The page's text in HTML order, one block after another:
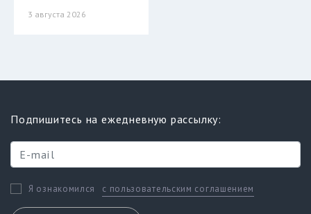
3 августа 2026
Подпишитесь на ежедневную рассылку:
Я ознакомился с пользовательским соглашением